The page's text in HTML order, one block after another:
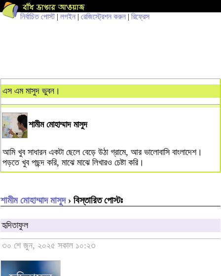
নির্বাচিত পোস্ট| লগইন | রেজিস্ট্রেশন করুন | রিফ্রেস
এস এম মাসুদ ভুবন।
শামীম মোহাম্মাদ মাসুদ
আমি খুব সাধারন একটা ছেলে বেড়ে উঠা গ্রামে, আর ভালোবাসি বাংলাদেশ।
পড়তে খুব পছন্দ করি, মাঝে মাঝে লিখারও চেষ্টা করি।
শামীম মোহাম্মাদ মাসুদ› বিস্তারিত পোস্টঃ
হৃদিতাফুল
৩০ শে জুন, ২০২৫ সকাল ১০:২৩